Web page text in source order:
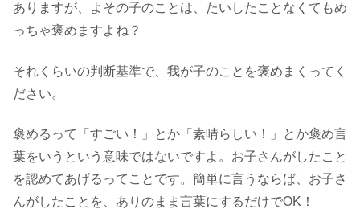
ありますが、よその子のことは、たいしたことなくてもめ
っちゃ褒めますよね？
それくらいの判断基準で、我が子のことを褒めまくってく
ださい。
褒めるって「すごい！」とか「素晴らしい！」とか褒め言
葉をいうという意味ではないですよ。お子さんがしたこと
を認めてあげるってことです。簡単に言うならば、お子さ
んがしたことを、ありのまま言葉にするだけでOK！